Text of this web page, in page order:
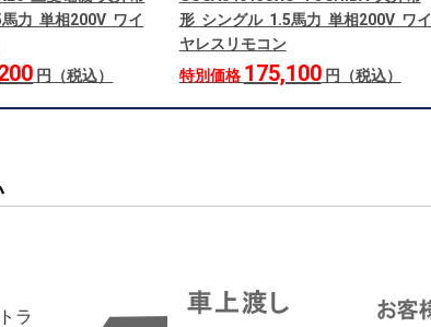
力 単相200V ワイ
円（税込）
形 シングル 1.5馬力 単相200V ワイ
ヤレスリモコン
特別価格 175,100円（税込）
ラ